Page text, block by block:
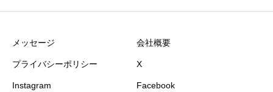
メッセージ 会社概要
プライバシーポリシー X
Instagram Facebook